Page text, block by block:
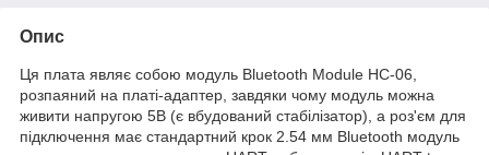
Опис
Ця плата являє собою модуль Bluetooth Module HC-06,
розпаяний на платі-адаптер, завдяки чому модуль можна
живити напругою 5В (є вбудований стабілізатор), а роз'єм для
підключення має стандартний крок 2.54 мм Bluetooth модуль